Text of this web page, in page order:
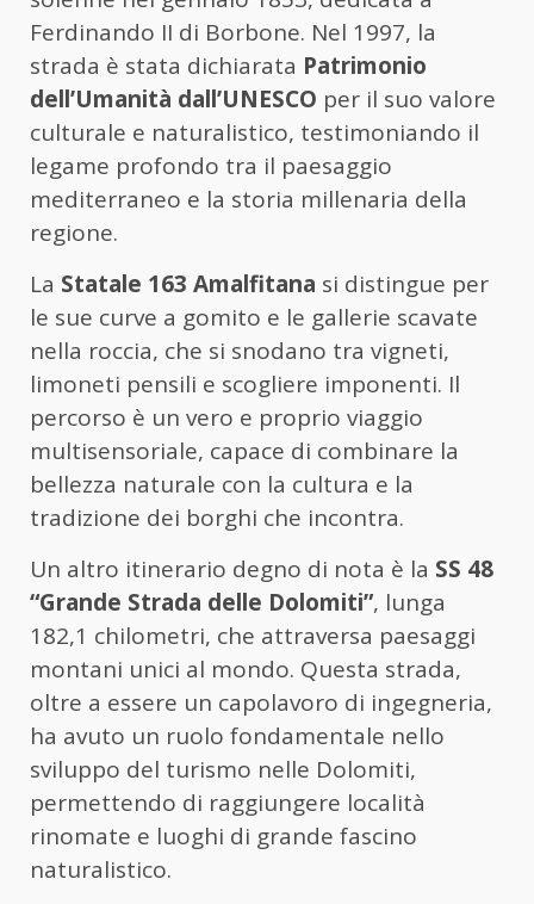
Ferdinando II di Borbone. Nel 1997, la
strada è stata dichiarata Patrimonio
dell’Umanità dall’UNESCO per il suo valore
culturale e naturalistico, testimoniando il
legame profondo tra il paesaggio
mediterraneo e la storia millenaria della
regione.
La Statale 163 Amalfitana si distingue per
le sue curve a gomito e le gallerie scavate
nella roccia, che si snodano tra vigneti,
limoneti pensili e scogliere imponenti. Il
percorso è un vero e proprio viaggio
multisensoriale, capace di combinare la
bellezza naturale con la cultura e la
tradizione dei borghi che incontra.
Un altro itinerario degno di nota è la SS 48
“Grande Strada delle Dolomiti”, lunga
182,1 chilometri, che attraversa paesaggi
montani unici al mondo. Questa strada,
oltre a essere un capolavoro di ingegneria,
ha avuto un ruolo fondamentale nello
sviluppo del turismo nelle Dolomiti,
permettendo di raggiungere località
rinomate e luoghi di grande fascino
naturalistico.